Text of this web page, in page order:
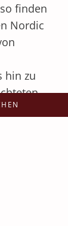
finden
Nordic
hin zu
noch